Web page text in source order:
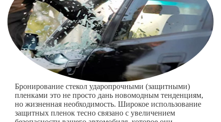
Бронирование стекол ударопрочными (защитными)
пленками это не просто дань новомодным тенденциям,
но жизненная необходимость. Широкое использование
защитных пленок тесно связано с увеличением